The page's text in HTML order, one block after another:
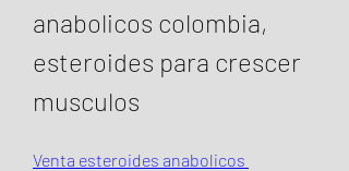
anabolicos colombia,
esteroides para crescer
musculos
Venta esteroides anabolicos